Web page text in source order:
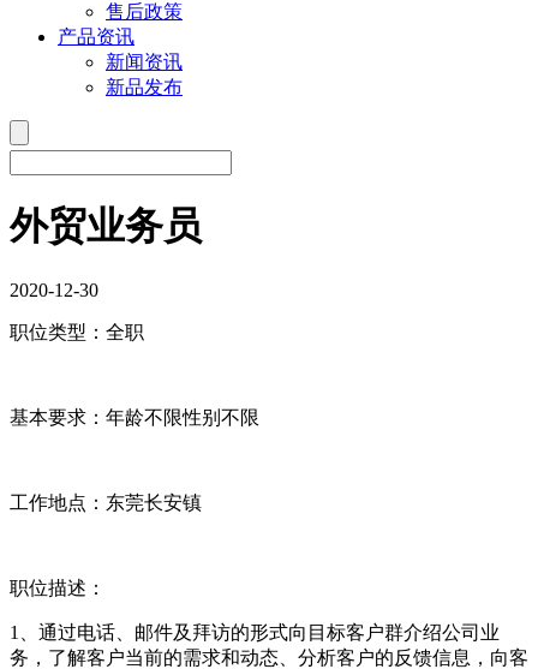
售后政策
产品资讯
新闻资讯
新品发布
外贸业务员
2020-12-30
职位类型：全职
基本要求：年龄不限性别不限
工作地点：东莞长安镇
职位描述：
1、通过电话、邮件及拜访的形式向目标客户群介绍公司业
务，了解客户当前的需求和动态、分析客户的反馈信息，向客